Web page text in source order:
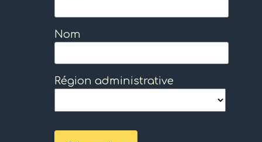
Nom
Région administrative